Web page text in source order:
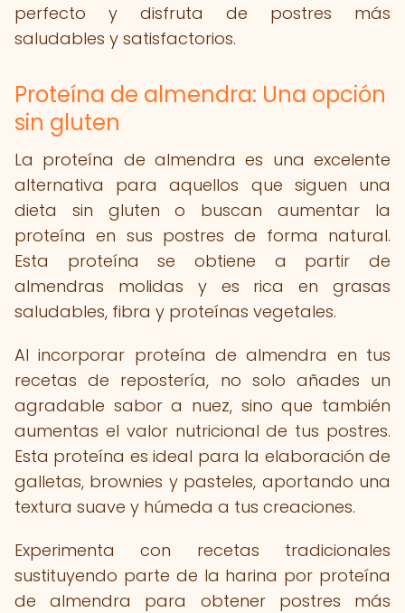
perfecto y disfruta de postres más
saludables y satisfactorios.
Proteína de almendra: Una opción
sin gluten
La proteína de almendra es una excelente
alternativa para aquellos que siguen una
dieta sin gluten o buscan aumentar la
proteína en sus postres de forma natural.
Esta proteína se obtiene a partir de
almendras molidas y es rica en grasas
saludables, fibra y proteínas vegetales.
Al incorporar proteína de almendra en tus
recetas de repostería, no solo añades un
agradable sabor a nuez, sino que también
aumentas el valor nutricional de tus postres.
Esta proteína es ideal para la elaboración de
galletas, brownies y pasteles, aportando una
textura suave y húmeda a tus creaciones.
Experimenta con recetas tradicionales
sustituyendo parte de la harina por proteína
de almendra para obtener postres más